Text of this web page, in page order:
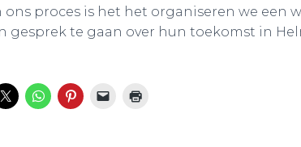
ons proces is het het organiseren we een
gesprek te gaan over hun toekomst in